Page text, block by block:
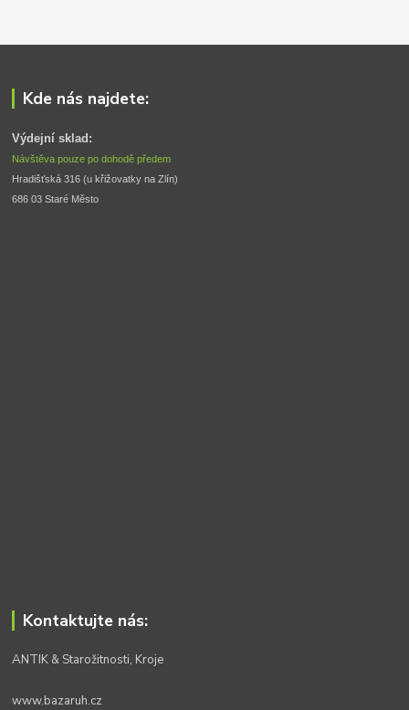
Kde nás najdete:
Výdejní sklad:
Návštěva pouze po dohodě předem
Hradišťská 316 (u křižovatky na Zlín)
686 03 Staré Město
Kontaktujte nás:
ANTIK & Starožitnosti, Kroje
www.bazaruh.cz